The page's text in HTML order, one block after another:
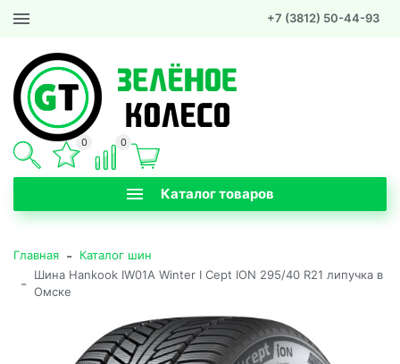
+7 (3812) 50-44-93
Каталог товаров
0 0
Главная - Каталог шин
-
Шина Hankook IW01A Winter I Cept ION 295/40 R21 липучка в
Омске